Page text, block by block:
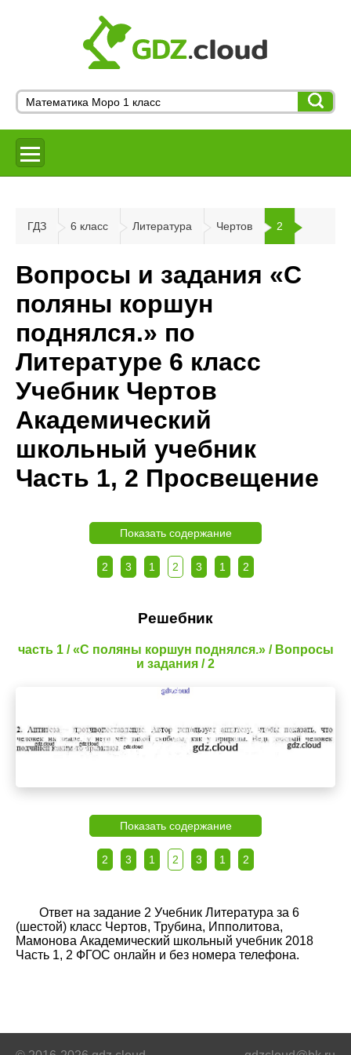
ГДЗ 6 класс Литература Чертов 2
Вопросы и задания «С
поляны коршун
поднялся.» по
Литературе 6 класс
Учебник Чертов
Академический
школьный учебник
Часть 1, 2 Просвещение
Показать содержание
2 3 1 2 3 1 2
Решебник
часть 1 / «С поляны коршун поднялся.» / Вопросы
и задания / 2
Показать содержание
2 3 1 2 3 1 2
Ответ на задание 2 Учебник Литература за 6
(шестой) класс Чертов, Трубина, Ипполитова,
Мамонова Академический школьный учебник 2018
Часть 1, 2 ФГОС онлайн и без номера телефона.